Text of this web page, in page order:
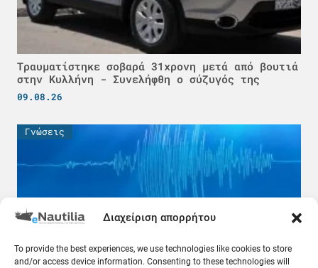
Διαχείριση απορρήτου
To provide the best experiences, we use technologies like cookies to store
and/or access device information. Consenting to these technologies will
Τραυματίστηκε σοβαρά 31χρονη μετά από βουτιά
στην Κυλλήνη - Συνελήφθη ο σύζυγός της
09.08.26
Γνώσεις